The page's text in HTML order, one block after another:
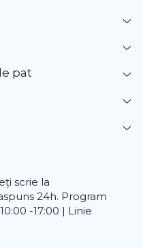
pat
scrie la
24h. Program
-17:00 | Linie